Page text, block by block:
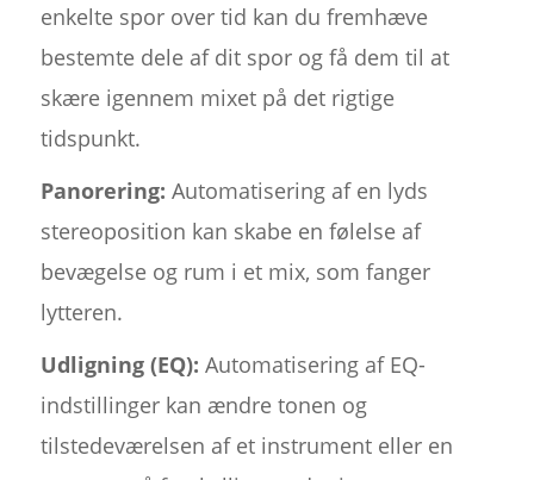
enkelte spor over tid kan du fremhæve
bestemte dele af dit spor og få dem til at
skære igennem mixet på det rigtige
tidspunkt.
Panorering: Automatisering af en lyds
stereoposition kan skabe en følelse af
bevægelse og rum i et mix, som fanger
lytteren.
Udligning (EQ): Automatisering af EQ-
indstillinger kan ændre tonen og
tilstedeværelsen af et instrument eller en